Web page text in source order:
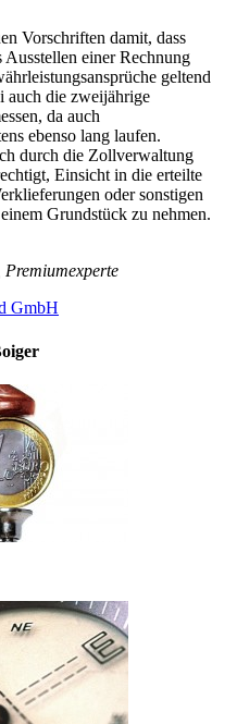
Vorschriften damit, dass
einer Rechnung
geltend
auch die zweijährige
da auch
ebenso lang laufen.
durch die Zollverwaltung
Einsicht in die erteilte
oder sonstigen
Grundstück zu nehmen.
GmbH